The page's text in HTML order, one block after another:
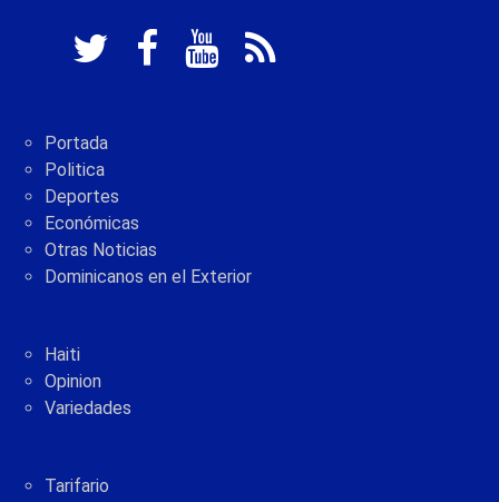
Portada
Politica
Deportes
Económicas
Otras Noticias
Dominicanos en el Exterior
Haiti
Opinion
Variedades
Tarifario